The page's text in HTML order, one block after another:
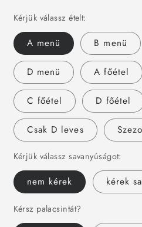
Kérjük válassz ételt:
A menü B menü
D menü A főétel
C főétel D főétel
Csak D leves
Kérjük válassz savanyúságot:
nem kérek kérek
Kérsz palacsintát?